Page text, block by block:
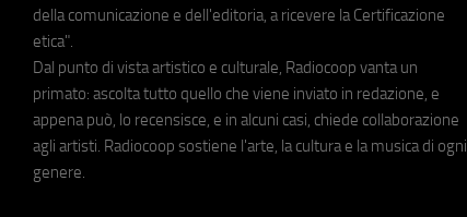
della comunicazione e dell'editoria, a ricevere la Certificazione
etica".
Dal punto di vista artistico e culturale, Radiocoop vanta un
primato: ascolta tutto quello che viene inviato in redazione, e
appena può, lo recensisce, e in alcuni casi, chiede collaborazione
agli artisti. Radiocoop sostiene l'arte, la cultura e la musica di ogni
genere.